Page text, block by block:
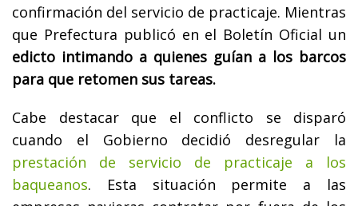
confirmación del servicio de practicaje. Mientras
que Prefectura publicó en el Boletín Oficial un
edicto intimando a quienes guían a los barcos
para que retomen sus tareas.
Cabe destacar que el conflicto se disparó
cuando el Gobierno decidió desregular la
prestación de servicio de practicaje a los
baqueanos. Esta situación permite a las